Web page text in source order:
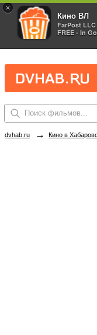
×
Кино ВЛ
FarPost LLC
FREE - In
dvhab.ru → Кино в